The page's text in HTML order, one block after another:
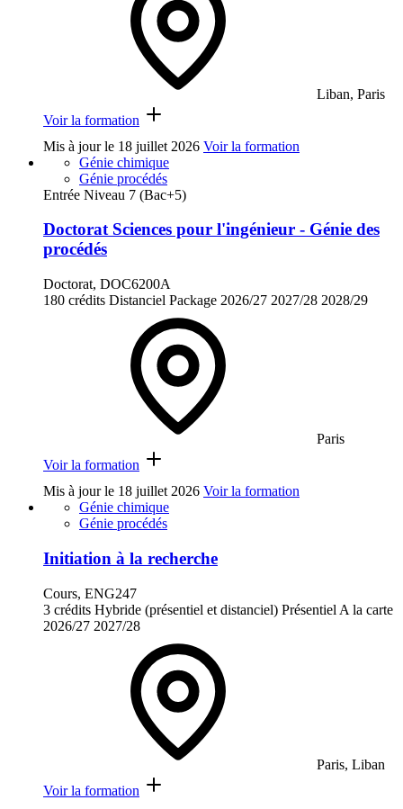
Liban, Paris
Voir la formation
Mis à jour le 18 juillet 2026 Voir la formation
Génie chimique
Génie procédés
Entrée Niveau 7 (Bac+5)
Doctorat Sciences pour l'ingénieur - Génie des
procédés
Doctorat, DOC6200A
180 crédits Distanciel Package 2026/27 2027/28 2028/29
Paris
Voir la formation
Mis à jour le 18 juillet 2026 Voir la formation
Génie chimique
Génie procédés
Initiation à la recherche
Cours, ENG247
3 crédits Hybride (présentiel et distanciel) Présentiel A la carte
2026/27 2027/28
Paris, Liban
Voir la formation